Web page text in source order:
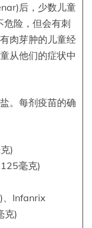
后，少数儿童
险，但会有刺
肉芽肿的儿童经
从他们的症状中
。每剂疫苗的确
)
毫克)
、Infanrix
克)